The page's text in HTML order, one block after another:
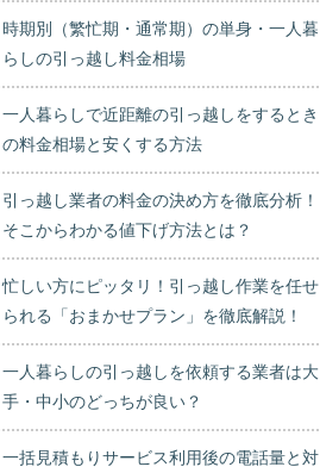
時期別（繁忙期・通常期）の単身・一人暮
らしの引っ越し料金相場
一人暮らしで近距離の引っ越しをするとき
の料金相場と安くする方法
引っ越し業者の料金の決め方を徹底分析！
そこからわかる値下げ方法とは？
忙しい方にピッタリ！引っ越し作業を任せ
られる「おまかせプラン」を徹底解説！
一人暮らしの引っ越しを依頼する業者は大
手・中小のどっちが良い？
一括見積もりサービス利用後の電話量と対